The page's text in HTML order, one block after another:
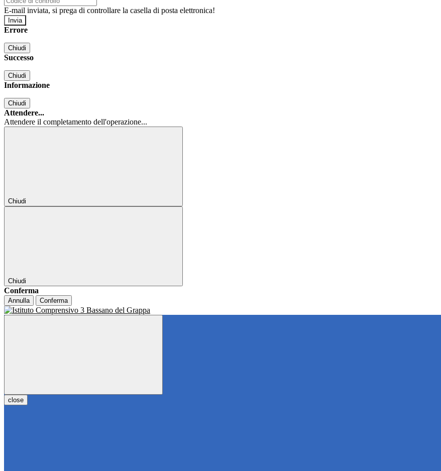
E-mail inviata, si prega di controllare la casella di posta elettronica!
Errore
Chiudi
Successo
Chiudi
Informazione
Chiudi
Attendere...
Attendere il completamento dell'operazione...
Chiudi
Chiudi
Conferma
Annulla Conferma
close